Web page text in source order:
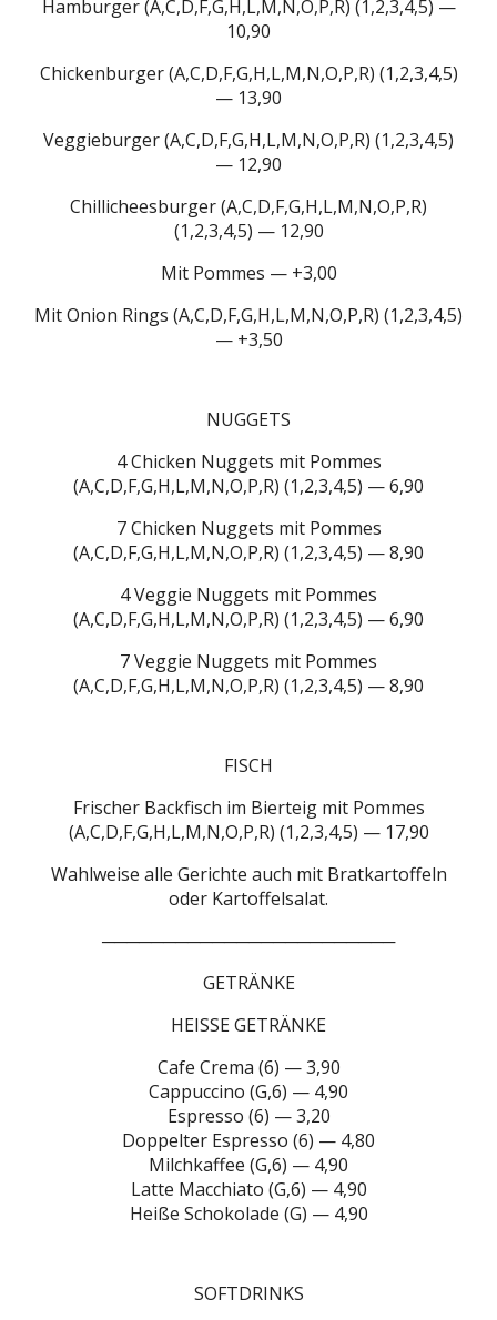
Hamburger (A,C,D,F,G,H,L,M,N,O,P,R) (1,2,3,4,5) —
10,90
Chickenburger (A,C,D,F,G,H,L,M,N,O,P,R) (1,2,3,4,5)
— 13,90
Veggieburger (A,C,D,F,G,H,L,M,N,O,P,R) (1,2,3,4,5)
— 12,90
Chillicheesburger (A,C,D,F,G,H,L,M,N,O,P,R)
(1,2,3,4,5) — 12,90
Mit Pommes — +3,00
Mit Onion Rings (A,C,D,F,G,H,L,M,N,O,P,R) (1,2,3,4,5)
— +3,50
NUGGETS
4 Chicken Nuggets mit Pommes
(A,C,D,F,G,H,L,M,N,O,P,R) (1,2,3,4,5) — 6,90
7 Chicken Nuggets mit Pommes
(A,C,D,F,G,H,L,M,N,O,P,R) (1,2,3,4,5) — 8,90
4 Veggie Nuggets mit Pommes
(A,C,D,F,G,H,L,M,N,O,P,R) (1,2,3,4,5) — 6,90
7 Veggie Nuggets mit Pommes
(A,C,D,F,G,H,L,M,N,O,P,R) (1,2,3,4,5) — 8,90
FISCH
Frischer Backfisch im Bierteig mit Pommes
(A,C,D,F,G,H,L,M,N,O,P,R) (1,2,3,4,5) — 17,90
Wahlweise alle Gerichte auch mit Bratkartoffeln
oder Kartoffelsalat.
────────────────────────
GETRÄNKE
HEISSE GETRÄNKE
Cafe Crema (6) — 3,90
Cappuccino (G,6) — 4,90
Espresso (6) — 3,20
Doppelter Espresso (6) — 4,80
Milchkaffee (G,6) — 4,90
Latte Macchiato (G,6) — 4,90
Heiße Schokolade (G) — 4,90
SOFTDRINKS